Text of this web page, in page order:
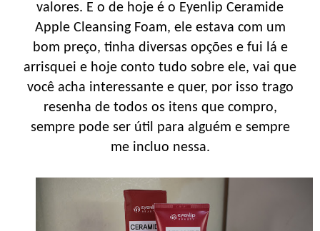
valores. E o de hoje é o Eyenlip Ceramide
Apple Cleansing Foam, ele estava com um
bom preço, tinha diversas opções e fui lá e
arrisquei e hoje conto tudo sobre ele, vai que
você acha interessante e quer, por isso trago
resenha de todos os itens que compro,
sempre pode ser útil para alguém e sempre
me incluo nessa.